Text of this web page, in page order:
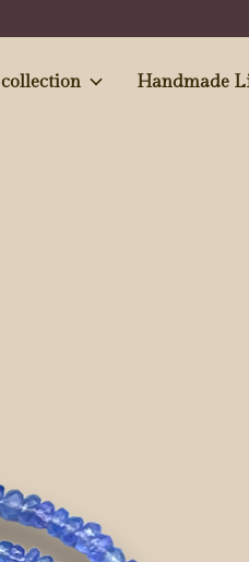
'Vintage and Antiques' collection Handmade